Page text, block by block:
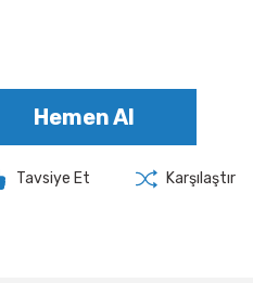
Hemen Al
Tavsiye Et Karşılaştır